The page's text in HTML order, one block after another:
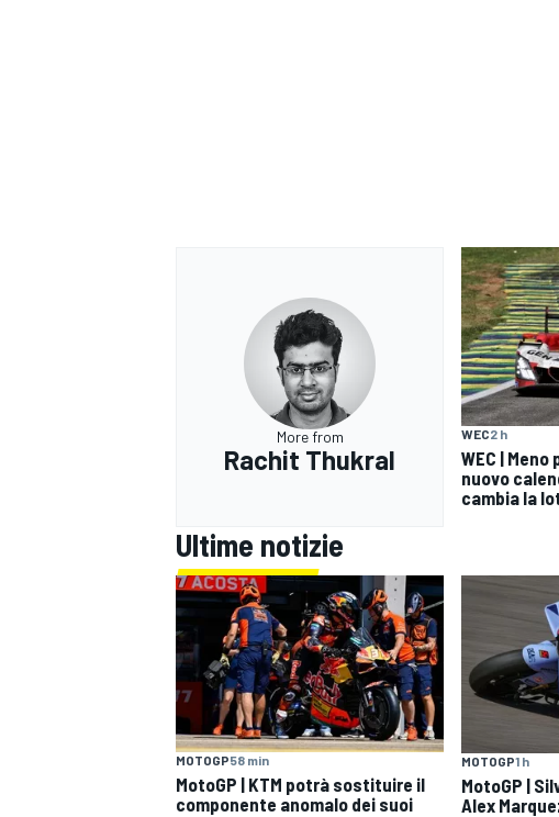
RALLY
More from
Rachit Thukral
WEC2 h
WEC |
nuovo
cambia la
Ultime notizie
MOTOGP58 min
MotoGP | KTM potrà sostituire il
componente anomalo dei suoi
MOTOGP1 h
MotoGP |
Alex